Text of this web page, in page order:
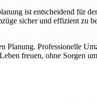
ist entscheidend für
sicher und effizient zu
Planung. Professionelle
freuen, ohne Sorgen